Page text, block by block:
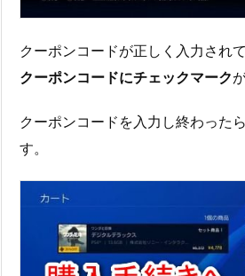
クーポンコードが正しく入力されて
クーポンコードにチェックマーク
クーポンコードを入力し終わったら
す。